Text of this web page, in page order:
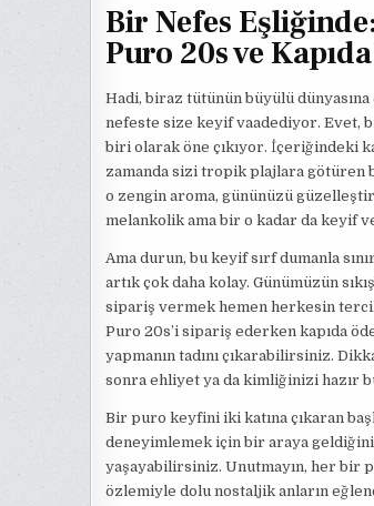
Bir Nefes
Puro 20s ve
Hadi, biraz tütünün büyülü
nefeste size keyif vaadediyor. Evet,
biri olarak öne çıkıyor. İçeriğindeki
zamanda sizi tropik plajlara götüren
o zengin aroma, gününüzü
melankolik ama bir o kadar da keyif
Ama durun, bu keyif sırf dumanla
artık çok daha kolay. Günümüzün
sipariş vermek hemen herkesin
Puro 20s’i sipariş ederken kapıda
yapmanın tadını çıkarabilirsiniz.
sonra ehliyet ya da kimliğinizi hazır
Bir puro keyfini iki katına çıkaran
deneyimlemek için bir araya
yaşayabilirsiniz. Unutmayın, her bir
özlemiyle dolu nostaljik anların